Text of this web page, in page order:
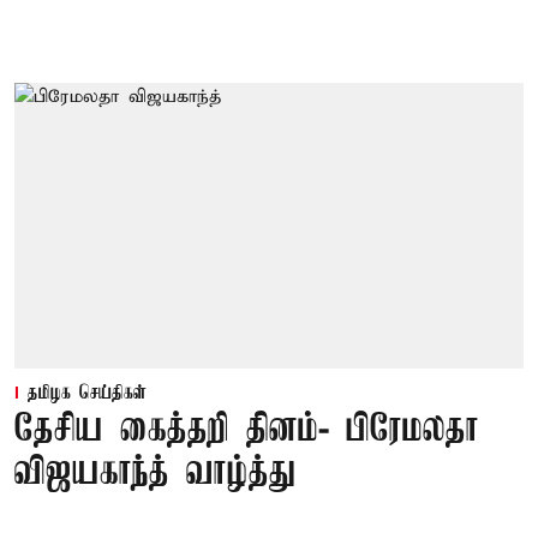
தமிழக செய்திகள்
தேசிய கைத்தறி தினம்- பிரேமலதா
விஜயகாந்த் வாழ்த்து